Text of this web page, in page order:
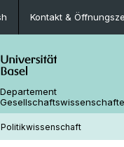
Kontakt &
Departement
Politikwissenschaft